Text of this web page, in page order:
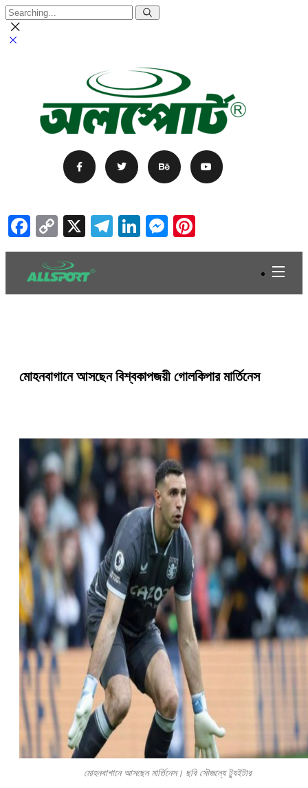
Facebook
Copy
Link
X Telegram
LinkedIn
Messenger
মোহনবাগানে আসছেন বিশ্বকাপজয়ী গোলকিপার মার্তিনেস
মোহনবাগানে আসছেন মার্তিনেস। ছবি সৌজন্যে ট্যুইটার